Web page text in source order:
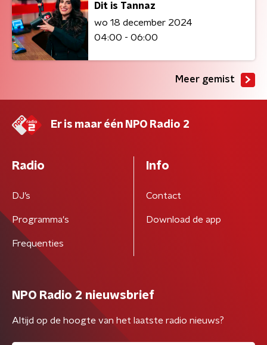
Dit is Tannaz
wo 18 december 2024
04:00 - 06:00
Meer gemist
Er is maar één NPO Radio 2
Radio
DJ’s
Programma's
Frequenties
Info
Contact
Download de app
NPO Radio 2 nieuwsbrief
Altijd op de hoogte van het laatste radio nieuws?